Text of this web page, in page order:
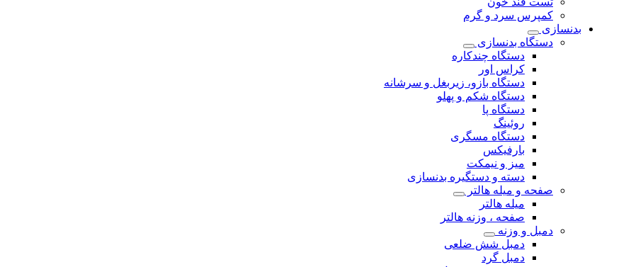
کمپرس سرد و گرم
بدنسازی
دستگاه بدنسازی
دستگاه چندکاره
کراس اور
دستگاه بازو، زیربغل و سرشانه
دستگاه شکم و پهلو
دستگاه پا
روئینگ
دستگاه مسگری
بارفیکس
میز و نیمکت
دسته و دستگیره بدنسازی
صفحه و میله هالتر
میله هالتر
صفحه ، وزنه هالتر
دمبل و وزنه
دمبل شش ضلعی
دمبل گرد